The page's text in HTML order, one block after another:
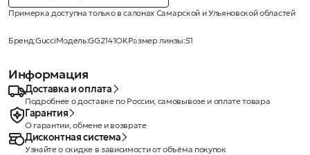
Примерка доступна только в салонах Самарской и Ульяновской областей
Бренд:GucciМодель:GG2141OKРазмер линзы:51
Информация
Доставка и оплата
Подробнее о доставке по России, самовывозе и оплате товара
Гарантия
О гарантии, обмене и возврате
Дисконтная система
Узнайте о скидке в зависимости от объёма покупок